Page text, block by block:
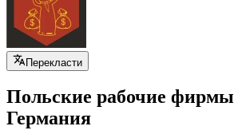
Перекласти
Польские рабочие
Германия